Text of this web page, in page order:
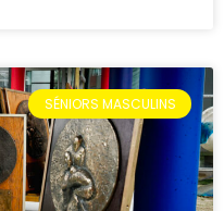
SÉNIORS MASCULINS